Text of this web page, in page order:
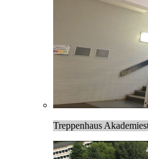
Treppenhaus